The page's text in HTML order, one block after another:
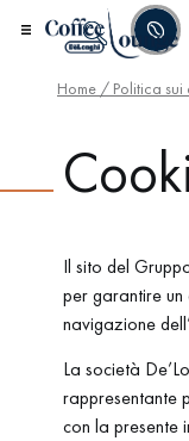
Home / Politica sui
Il sito del
per garantire
navigazione
La società
rappresentante
con la presente